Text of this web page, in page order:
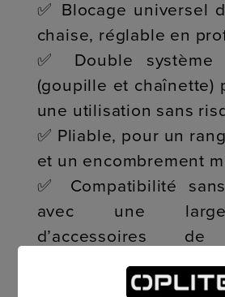
✅ Blocage universel
chaise, réglable en
✅ Double système
(goupille et chaînette)
une utilisation sans
✅ Pliable, pour un
et un encombrement
✅ Compatibilité
avec une
d’accessoires de
automobile